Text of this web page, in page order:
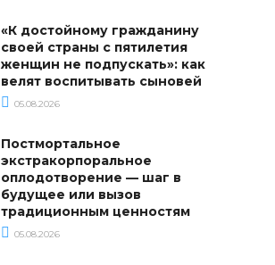
«К достойному гражданину
своей страны с пятилетия
женщин не подпускать»: как
велят воспитывать сыновей
05.08.2026
Постмортальное
экстракорпоральное
оплодотворение — шаг в
будущее или вызов
традиционным ценностям
05.08.2026